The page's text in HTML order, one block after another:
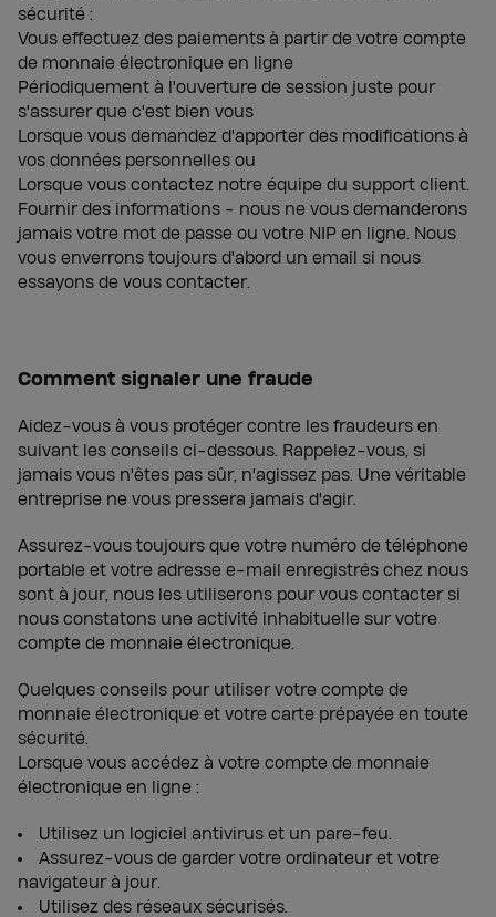
sécurité :
Vous effectuez des paiements à partir de votre compte
de monnaie électronique en ligne
Périodiquement à l'ouverture de session juste pour
s'assurer que c'est bien vous
Lorsque vous demandez d'apporter des modifications à
vos données personnelles ou
Lorsque vous contactez notre équipe du support client.
Fournir des informations - nous ne vous demanderons
jamais votre mot de passe ou votre NIP en ligne. Nous
vous enverrons toujours d'abord un email si nous
essayons de vous contacter.
Comment signaler une fraude
Aidez-vous à vous protéger contre les fraudeurs en
suivant les conseils ci-dessous. Rappelez-vous, si
jamais vous n'êtes pas sûr, n'agissez pas. Une véritable
entreprise ne vous pressera jamais d'agir.
Assurez-vous toujours que votre numéro de téléphone
portable et votre adresse e-mail enregistrés chez nous
sont à jour, nous les utiliserons pour vous contacter si
nous constatons une activité inhabituelle sur votre
compte de monnaie électronique.
Quelques conseils pour utiliser votre compte de
monnaie électronique et votre carte prépayée en toute
sécurité.
Lorsque vous accédez à votre compte de monnaie
électronique en ligne :
Utilisez un logiciel antivirus et un pare-feu.
Assurez-vous de garder votre ordinateur et votre
navigateur à jour.
Utilisez des réseaux sécurisés.